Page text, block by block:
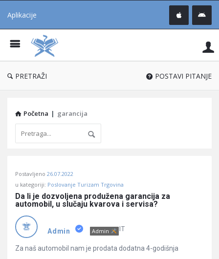
Aplikacije
®
PRETRAŽI POSTAVI PITANJE
Početna | garancija
Učene
Latest
Pitanja
Postavljeno 26.07.2022
u kategoriji: Poslovanje Turizam Trgovina
Da li je dozvoljena produžena garancija za
automobil, u slučaju kvarova i servisa?
Admin Admin IT
Za naš automobil nam je prodata dodatna 4-godišnja